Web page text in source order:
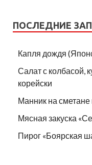
ПОСЛЕДНИЕ
Капля дождя
Салат с колбасой,
корейски
Манник на сметане
Мясная закуска
Пирог «Боярская